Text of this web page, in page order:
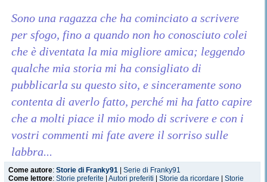
Sono una ragazza che ha cominciato a scrivere
per sfogo, fino a quando non ho conosciuto colei
che è diventata la mia migliore amica; leggendo
qualche mia storia mi ha consigliato di
pubblicarla su questo sito, e sinceramente sono
contenta di averlo fatto, perché mi ha fatto capire
che a molti piace il mio modo di scrivere e con i
vostri commenti mi fate avere il sorriso sulle
labbra...
Come autore: Storie di Franky91
Serie di Franky91
Come lettore: Storie preferite Autori preferiti Storie da ricordare
Storie